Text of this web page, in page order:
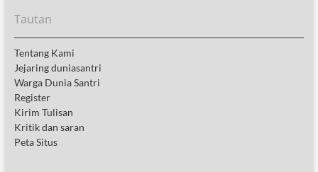
Tautan
Tentang Kami
Jejaring duniasantri
Warga Dunia Santri
Register
Kirim Tulisan
Kritik dan saran
Peta Situs